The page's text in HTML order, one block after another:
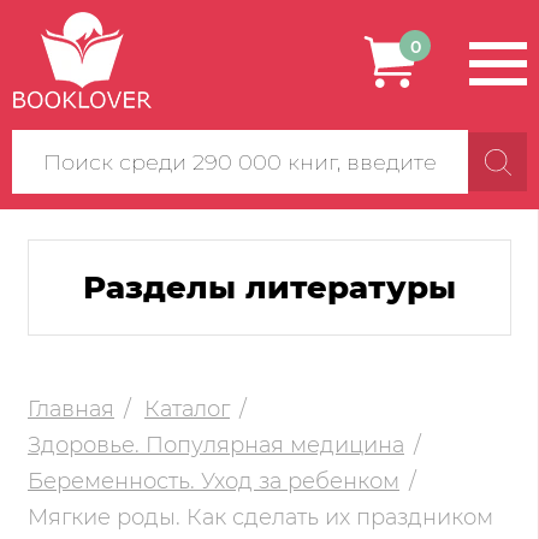
Поиск
по
сайту
0
Разделы литературы
Главная
Каталог
Здоровье. Популярная медицина
Беременность. Уход за ребенком
Мягкие роды. Как сделать их праздником